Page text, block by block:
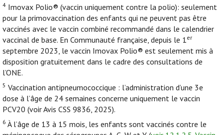
4 Imovax Polio® (vaccin uniquement contre la polio): seulement
pour la primovaccination des enfants qui ne peuvent pas être
vaccinés avec le vaccin combiné recommandé dans le calendrier
vaccinal de base. En Communauté française, depuis le 1er
septembre 2023, le vaccin Imovax Polio® est seulement mis à
disposition gratuitement dans le cadre des consultations de
l’ONE.
5 Vaccination antipneumococcique : l’administration d’une 3e
dose à l’âge de 24 semaines concerne uniquement le vaccin
PCV20 (voir Avis CSS 9836, 2025).
6 À l’âge de 13 à 15 mois, les enfants sont vaccinés contre le